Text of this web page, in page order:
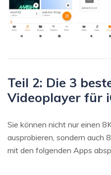
Teil 2: Die 3
Videoplayer für
Sie können nicht nur einen
ausprobieren, sondern auch
mit den folgenden Apps